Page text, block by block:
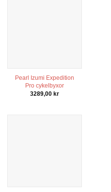
Pearl Izumi Expedition
Pro cykelbyxor
3289,00 kr